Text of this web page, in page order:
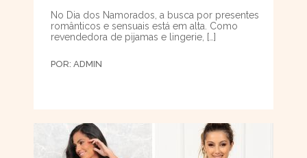
No Dia dos Namorados, a busca por presentes
românticos e sensuais está em alta. Como
revendedora de pijamas e lingerie, […]
POR: ADMIN